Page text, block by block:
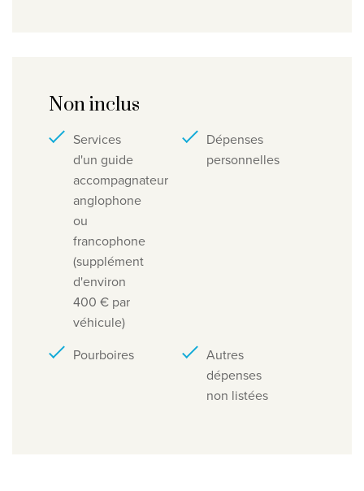
Non inclus
Services
d'un guide
accompagnateur
anglophone
ou
francophone
(supplément
d'environ
400 € par
véhicule)
Dépenses
personnelles
Pourboires
Autres
dépenses
non listées